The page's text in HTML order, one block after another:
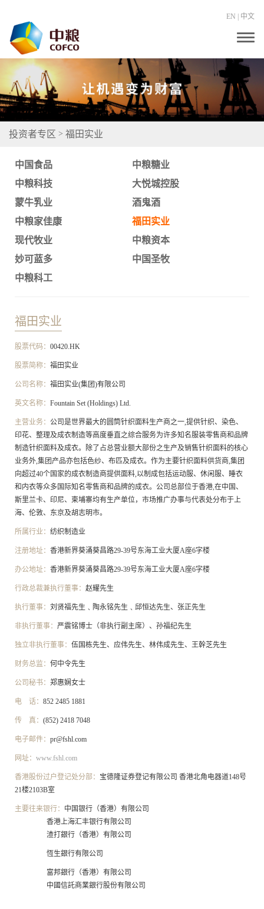
EN 中文
T
g
g
l
e
n
a
v
投资者专区 > 福田实业
中国食品
中粮糖业
中粮科技
大悦城控股
蒙牛乳业
酒鬼酒
中粮家佳康
福田实业
现代牧业
中粮资本
妙可蓝多
中国圣牧
中粮科工
福田实业
股票代码： 00420.HK
股票简称： 福田实业
公司名称： 福田实业(集团)有限公司
英文名称： Fountain Set (Holdings) Ltd.
主营业务： 公司是世界最大的圆筒针织面料生产商之一,提供针织、染色、
印花、整理及成衣制造等高度垂直之综合服务为许多知名服装零售商和品牌
制造针织面料及成衣。除了占总营业额大部份之生产及销售针织面料的核心
业务外,集团产品亦包括色纱、布匹及成衣。作为主要针织面料供货商,集团
向超过40个国家的成衣制造商提供面料,以制成包括运动服、休闲服、睡衣
和内衣等众多国际知名零售商和品牌的成衣。公司总部位于香港,在中国、
斯里兰卡、印尼、柬埔寨均有生产单位，市场推广办事与代表处分布于上
海、伦敦、东京及胡志明市。
所属行业： 纺织制造业
注册地址： 香港新界葵涌葵昌路29-39号东海工业大厦A座6字楼
办公地址： 香港新界葵涌葵昌路29-39号东海工业大厦A座6字楼
行政总裁兼执行董事： 赵耀先生
执行董事： 刘贤福先生﹑陶永铭先生﹑邱恒达先生、张正先生
非执行董事： 严震铭博士（非执行副主席）、孙福纪先生
独立非执行董事： 伍国栋先生、应伟先生、林伟成先生、王幹芝先生
财务总监： 何中令先生
公司秘书： 郑惠娴女士
电 话： 852 2485 1881
传 真： (852) 2418 7048
电子邮件： pr@fshl.com
网址： www.fshl.com
香港股份过户登记处分部： 宝德隆证券登记有限公司 香港北角电器道148号
21楼2103B室
主要往来银行： 中国银行（香港）有限公司
香港上海汇丰银行有限公司
渣打銀行（香港）有限公司
恆生銀行有限公司
富邦銀行（香港）有限公司
中國信託商業銀行股份有限公司